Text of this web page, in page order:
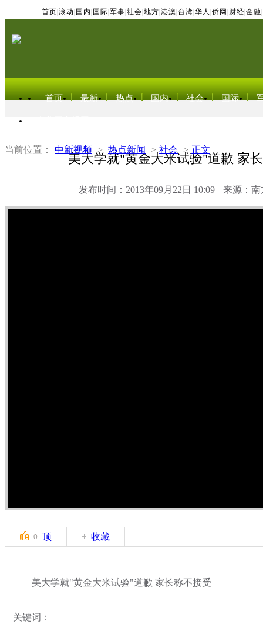
首页 滚动 国内 国际 军事 社会 地方 港澳 台湾 华人 侨网 财经 金融
首页 最新 热点 国内 社会 国际
当前位置： 中新视频 > 热点新闻 > 社会 > 正文
美大学就"黄金大米试验"道歉 家
发布时间：2013年09月22日 10:09 来源：南
0 顶 收藏
美大学就"黄金大米试验"道歉 家长称不接受
关键词：